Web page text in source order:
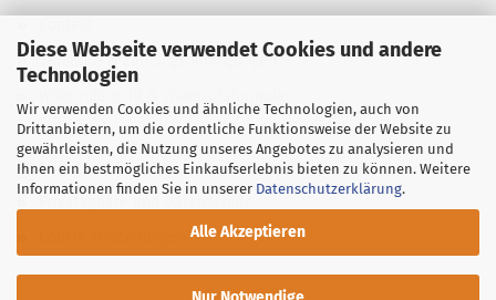
Diese Webseite verwendet Cookies und andere
Technologien
Wir verwenden Cookies und ähnliche Technologien, auch von
Drittanbietern, um die ordentliche Funktionsweise der Website zu
gewährleisten, die Nutzung unseres Angebotes zu analysieren und
Ihnen ein bestmögliches Einkaufserlebnis bieten zu können. Weitere
Informationen finden Sie in unserer Datenschutzerklärung.
Alle Akzeptieren
Versand- & Zahlungsbedingungen
Newsletter
AGB